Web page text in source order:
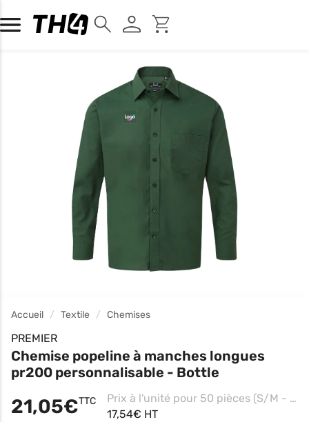
Accueil Textile Chemises
PREMIER
Chemise popeline à manches longues
pr200 personnalisable - Bottle
21,05€TTC
Prix à l'unité pour 50 pièces (S/M - Royal, Impression Contre coeur)
17,54€ HT